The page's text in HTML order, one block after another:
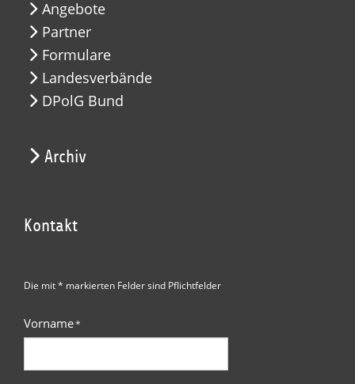
Angebote
Partner
Formulare
Landesverbände
DPolG Bund
Archiv
Kontakt
Die mit * markierten Felder sind Pflichtfelder
Vorname*